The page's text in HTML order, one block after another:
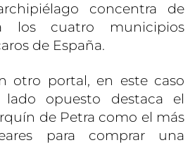
concentra de
los cuatro municipios
de España.
otro portal, en este caso
opuesto destaca el
de Petra como el más
para comprar una